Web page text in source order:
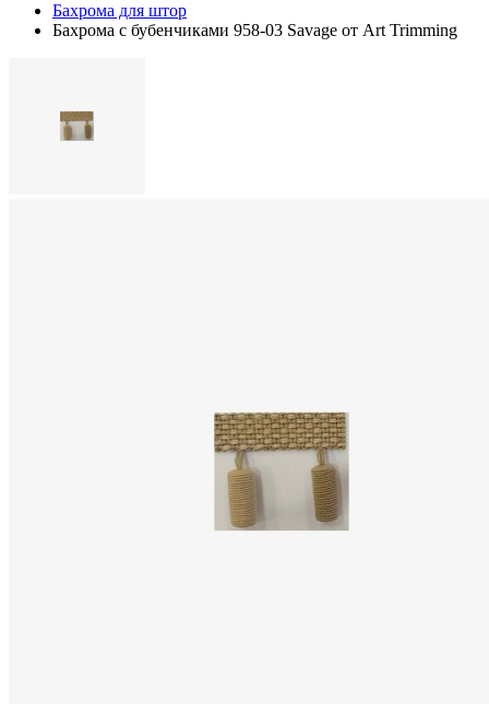
Бахрома для штор
Бахрома с бубенчиками 958-03 Savage от Art Trimming